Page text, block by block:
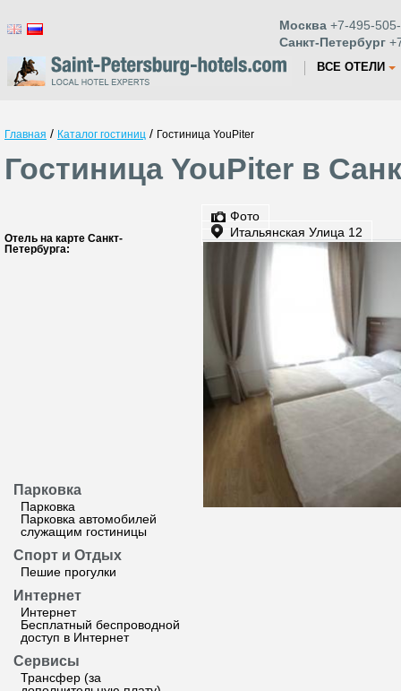
Москва +7-495-
Санкт-Петербург
ВСЕ ОТЕЛИ
Главная / Каталог гостиниц / Гостиница YouPiter
Гостиница YouPiter в
Отель на карте Санкт-
Петербурга:
Парковка
Парковка
Парковка автомобилей
служащим гостиницы
Спорт и Отдых
Пешие прогулки
Интернет
Интернет
Бесплатный беспроводной
доступ в Интернет
Сервисы
Трансфер (за
Фото
Итальянская Улица 12